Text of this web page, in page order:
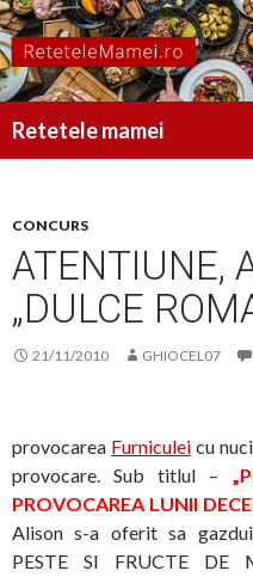
Retetele mamei
CONCURS
ATENTIUNE,
„DULCE
21/11/2010 GHIOCEL07
provocarea Furniculeicu
provocare. Sub titlul –
PROVOCAREA LUNII
Alison s-a oferit sa
PESTE SI FRUCTE DE